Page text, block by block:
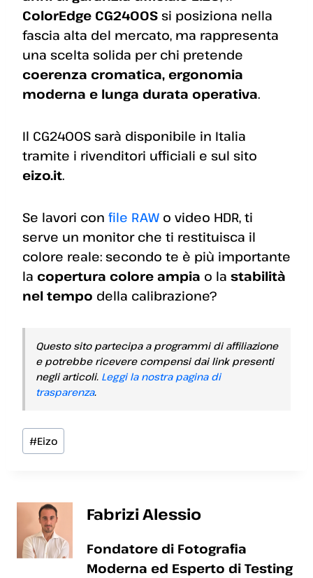
ColorEdge CG2400S si posiziona nella
fascia alta del mercato, ma rappresenta
una scelta solida per chi pretende
coerenza cromatica, ergonomia
moderna e lunga durata operativa.
Il CG2400S sarà disponibile in Italia
tramite i rivenditori ufficiali e sul sito
eizo.it.
Se lavori con file RAW o video HDR, ti
serve un monitor che ti restituisca il
colore reale: secondo te è più importante
la copertura colore ampia o la stabilità
nel tempo della calibrazione?
Questo sito partecipa a programmi di affiliazione
e potrebbe ricevere compensi dai link presenti
negli articoli. Leggi la nostra pagina di
trasparenza.
Tag
articolo:
#Eizo
Fabrizi Alessio
Fondatore di Fotografia
Moderna ed Esperto di Testing